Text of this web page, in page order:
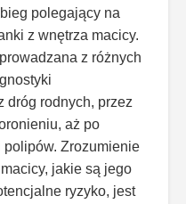
polegający na
z wnętrza macicy.
z różnych
dróg rodnych, przez
aż po
polipów. Zrozumienie
jakie są jego
ryzyko, jest